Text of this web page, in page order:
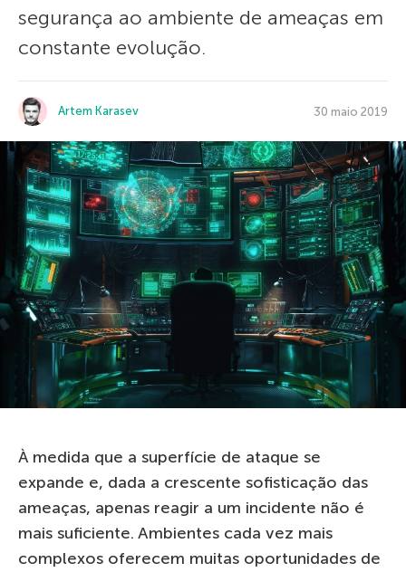
segurança ao ambiente de ameaças em
constante evolução.
Artem Karasev 30 maio 2019
À medida que a superfície de ataque se
expande e, dada a crescente sofisticação das
ameaças, apenas reagir a um incidente não é
mais suficiente. Ambientes cada vez mais
complexos oferecem muitas oportunidades de